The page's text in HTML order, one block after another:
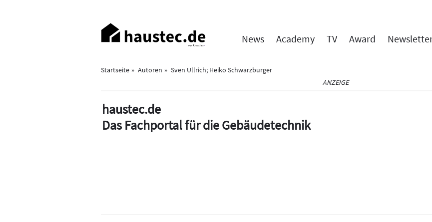
Haupt-
Navigation
News Academy TV Award
Startseite Autoren
Sven Ullrich; Heiko Schwarzburger
ANZEIGE
haustec.de
Das Fachportal für die Gebäudetechnik